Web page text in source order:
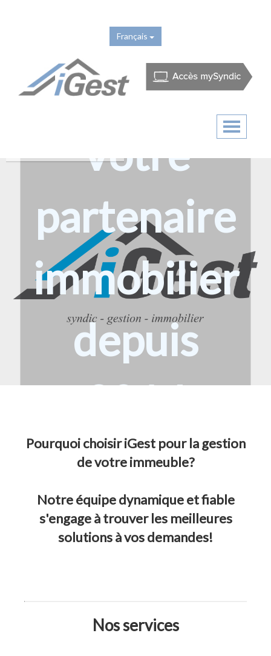
Français
Votre
partenaire
immobilier
depuis
2014
Pourquoi choisir iGest pour la gestion
de votre immeuble?
Notre équipe dynamique et fiable
s'engage à trouver les meilleures
solutions à vos demandes!
Nos services